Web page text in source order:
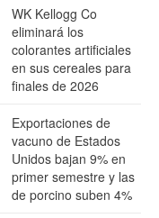
WK Kellogg Co
eliminará los
colorantes artificiales
en sus cereales para
finales de 2026
Exportaciones de
vacuno de Estados
Unidos bajan 9% en
primer semestre y las
de porcino suben 4%